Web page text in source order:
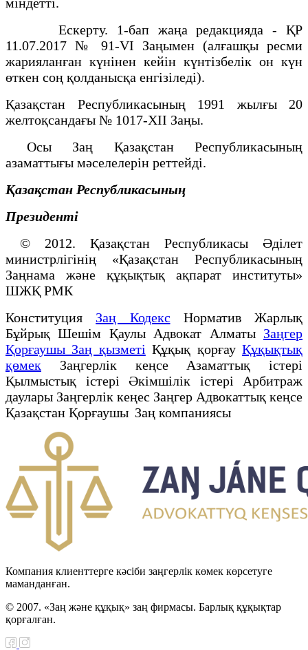
Ескерту. 1-бап жаңа редакцияда - ҚР
11.07.2017 № 91-VI Заңымен (алғашқы ресми
жарияланған күнінен кейін күнтізбелік он күн
өткен соң қолданысқа енгізіледі).
Қазақстан Республикасының 1991 жылғы 20
желтоқсандағы № 1017-XII Заңы.
Осы Заң Қазақстан Республикасының
азаматтығы мәселелерін реттейді.
Қазақстан Республикасының
Президенті
© 2012. Қазақстан Республикасы Әділет
министрлігінің «Қазақстан Республикасының
Заңнама және құқықтық ақпарат институты»
ШЖҚ РМК
Конституция Заң Кодекс Норматив Жарлық
Бұйрық Шешім Қаулы Адвокат Алматы Заңгер
Қорғаушы Заң қызметі Құқық қорғауҚұқықтық
қөмек Заңгерлік кеңсе Азаматтық істері
Қылмыстық істері Әкімшілік істері Арбитраж
даулары Заңгерлік кеңес Заңгер Адвокаттық кеңсе
Қазақстан Қорғаушы Заң компаниясы
Компания клиенттерге кәсіби заңгерлік көмек көрсетуге
маманданған.
© 2007. «Заң және құқық» заң фирмасы. Барлық құқықтар
қорғалған.